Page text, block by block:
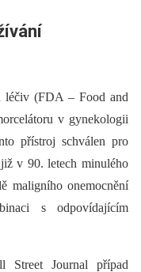
léčiv (FDA –⁠ Food and
v gynekologii
přístroj schválen pro
v 90. letech minulého
maligního onemocnění
s odpovídajícím
Journal případ